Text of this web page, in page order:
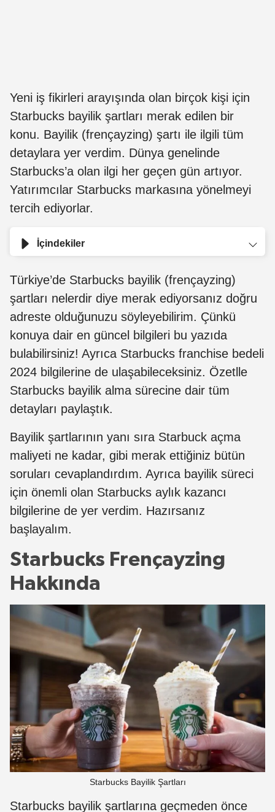
Yeni iş fikirleri arayışında olan birçok kişi için
Starbucks bayilik şartları merak edilen bir
konu. Bayilik (frençayzing) şartı ile ilgili tüm
detaylara yer verdim. Dünya genelinde
Starbucks’a olan ilgi her geçen gün artıyor.
Yatırımcılar Starbucks markasına yönelmeyi
tercih ediyorlar.
İçindekiler
Türkiye’de Starbucks bayilik (frençayzing)
şartları nelerdir diye merak ediyorsanız doğru
adreste olduğunuzu söyleyebilirim. Çünkü
konuya dair en güncel bilgileri bu yazıda
bulabilirsiniz! Ayrıca Starbucks franchise bedeli
2024 bilgilerine de ulaşabileceksiniz. Özetlle
Starbucks bayilik alma sürecine dair tüm
detayları paylaştık.
Bayilik şartlarının yanı sıra Starbuck açma
maliyeti ne kadar, gibi merak ettiğiniz bütün
soruları cevaplandırdım. Ayrıca bayilik süreci
için önemli olan Starbucks aylık kazancı
bilgilerine de yer verdim. Hazırsanız
başlayalım.
Starbucks Frençayzing
Hakkında
Starbucks Bayilik Şartları
Starbucks bayilik şartlarına geçmeden önce